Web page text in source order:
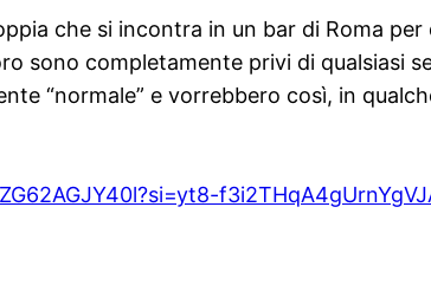
che si incontra in un bar di Roma
sono completamente privi di qualsiasi
“normale” e vorrebbero così, in
si=yt8-